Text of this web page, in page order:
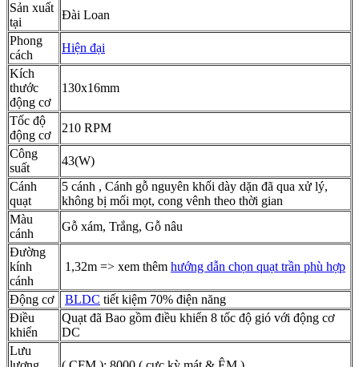
Sản xuất
tại
Đài Loan
Phong
cách
Hiện đại
Kích
thước
động cơ
130x16mm
Tốc độ
động cơ
210 RPM
Công
suất
43(W)
Cánh
quạt
5 cánh , Cánh gỗ nguyên khối dày dặn đã qua xử lý,
không bị mối mọt, cong vênh theo thời gian
Màu
cánh
Gỗ xám, Trắng, Gỗ nâu
Đường
kính
cánh
1,32m => xem thêm hướng dẫn chọn quạt trần phù hợp
Động cơ BLDC tiết kiệm 70% điện năng
Điều
khiển
Quạt đã Bao gồm điều khiển 8 tốc độ gió với động cơ
DC
Lưu